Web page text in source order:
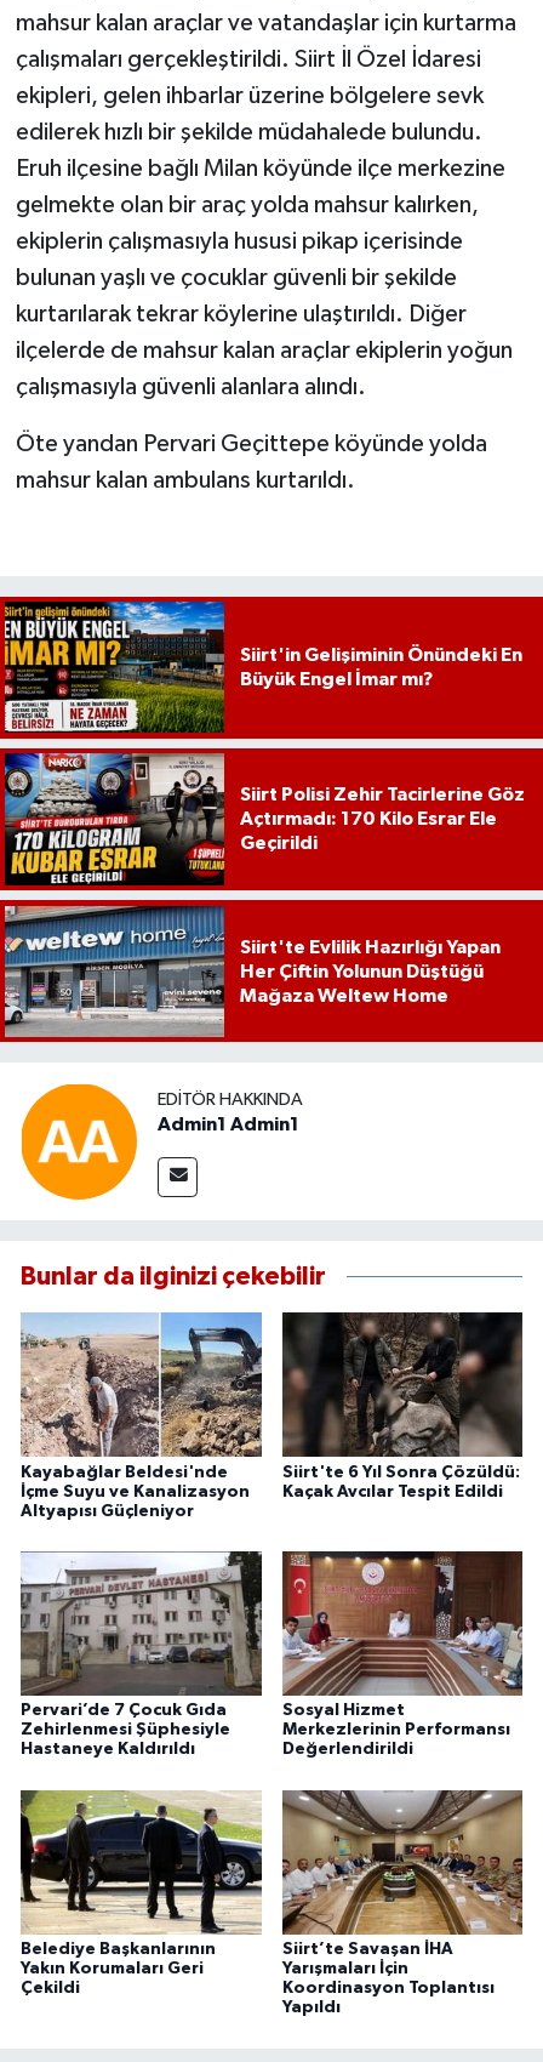
mahsur kalan araçlar ve vatandaşlar için kurtarma
çalışmaları gerçekleştirildi. Siirt İl Özel İdaresi
ekipleri, gelen ihbarlar üzerine bölgelere sevk
edilerek hızlı bir şekilde müdahalede bulundu.
Eruh ilçesine bağlı Milan köyünde ilçe merkezine
gelmekte olan bir araç yolda mahsur kalırken,
ekiplerin çalışmasıyla hususi pikap içerisinde
bulunan yaşlı ve çocuklar güvenli bir şekilde
kurtarılarak tekrar köylerine ulaştırıldı. Diğer
ilçelerde de mahsur kalan araçlar ekiplerin yoğun
çalışmasıyla güvenli alanlara alındı.
Öte yandan Pervari Geçittepe köyünde yolda
mahsur kalan ambulans kurtarıldı.
Siirt'in Gelişiminin Önündeki En
Büyük Engel İmar mı?
Siirt Polisi Zehir Tacirlerine Göz
Açtırmadı: 170 Kilo Esrar Ele
Geçirildi
Siirt'te Evlilik Hazırlığı Yapan
Her Çiftin Yolunun Düştüğü
Mağaza Weltew Home
EDITÖR HAKKINDA
Admin1 Admin1
Bunlar da ilginizi çekebilir
Kayabağlar Beldesi'nde
İçme Suyu ve Kanalizasyon
Altyapısı Güçleniyor
Siirt'te 6 Yıl Sonra Çözüldü:
Kaçak Avcılar Tespit Edildi
Pervari’de 7 Çocuk Gıda
Zehirlenmesi Şüphesiyle
Hastaneye Kaldırıldı
Sosyal Hizmet
Merkezlerinin Performansı
Değerlendirildi
Belediye Başkanlarının
Yakın Korumaları Geri
Çekildi
Siirt’te Savaşan İHA
Yarışmaları İçin
Koordinasyon Toplantısı
Yapıldı